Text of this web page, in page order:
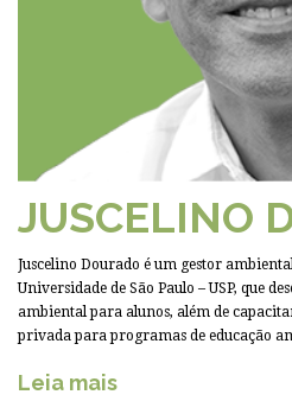
JUSCELINO
Juscelino Dourado é um gestor
Universidade de São Paulo – USP, que
ambiental para alunos, além de
privada para programas de educação
Leia mais